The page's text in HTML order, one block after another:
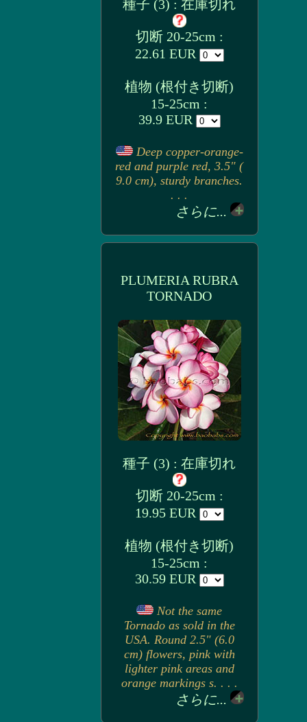
種子 (3) : 在庫切れ
切断 20-25cm :
22.61 EUR
植物 (根付き切断)
15-25cm :
39.9 EUR
Deep copper-orange-
red and purple red, 3.5" (
9.0 cm), sturdy branches.
. . .
さらに...
PLUMERIA RUBRA
TORNADO
種子 (3) : 在庫切れ
切断 20-25cm :
19.95 EUR
植物 (根付き切断)
15-25cm :
30.59 EUR
Not the same
Tornado as sold in the
USA. Round 2.5" (6.0
cm) flowers, pink with
lighter pink areas and
orange markings s. . . .
さらに...